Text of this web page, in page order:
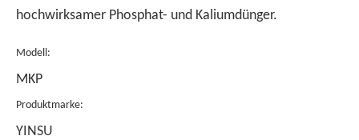
hochwirksamer Phosphat- und Kaliumdünger.
Modell:
MKP
Produktmarke:
YINSU